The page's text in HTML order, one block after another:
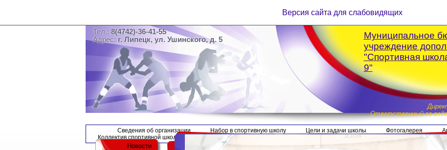
Версия сайта для слабовидящих
Тел.: 8(4742)-36-41-55
Адрес: г. Липецк, ул. Ушинского, д. 5
Муниципальное
учреждение
"Спортивная
9"
Ответственный за
Сведения об организации Набор в спортивную школу Цели и задачи школы Фотогалерея
Коллектив спортивной школы
Новости